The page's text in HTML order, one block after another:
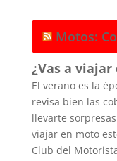
Motos:
¿Vas a
El verano es la
revisa bien las
llevarte
viajar en moto
Club del